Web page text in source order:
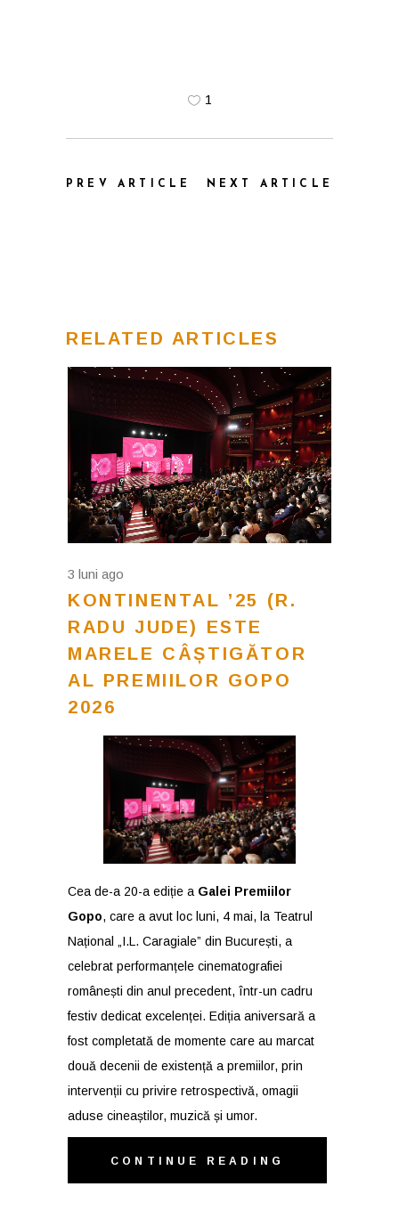
1
PREV ARTICLE NEXT ARTICLE
RELATED ARTICLES
3 luni ago
KONTINENTAL ’25 (R.
RADU JUDE) ESTE
MARELE CÂȘTIGĂTOR
AL PREMIILOR GOPO
2026
Cea de-a 20-a ediție a Galei Premiilor
Gopo, care a avut loc luni, 4 mai, la Teatrul
Național „I.L. Caragiale” din București, a
celebrat performanțele cinematografiei
românești din anul precedent, într-un cadru
festiv dedicat excelenței. Ediția aniversară a
fost completată de momente care au marcat
două decenii de existență a premiilor, prin
intervenții cu privire retrospectivă, omagii
aduse cineaștilor, muzică și umor.
CONTINUE READING